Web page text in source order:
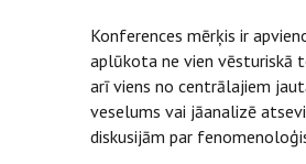
Konferences mērķis ir
aplūkota ne vien vēsturiskā
arī viens no centrālajiem
veselums vai jāanalizē
diskusijām par